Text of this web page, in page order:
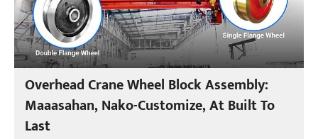
Overhead Crane Wheel Block Assembly:
Maaasahan, Nako-Customize, At Built To
Last